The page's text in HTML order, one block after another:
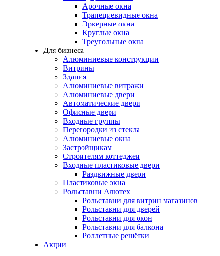
Арочные окна
Трапециевидные окна
Эркерные окна
Круглые окна
Треугольные окна
Для бизнеса
Алюминиевые конструкции
Витрины
Здания
Алюминиевые витражи
Алюминиевые двери
Автоматические двери
Офисные двери
Входные группы
Перегородки из стекла
Алюминиевые окна
Застройщикам
Строителям коттеджей
Входные пластиковые двери
Раздвижные двери
Пластиковые окна
Рольставни Алютех
Рольставни для витрин магазинов
Рольставни для дверей
Рольставни для окон
Рольставни для балкона
Роллетные решётки
Акции